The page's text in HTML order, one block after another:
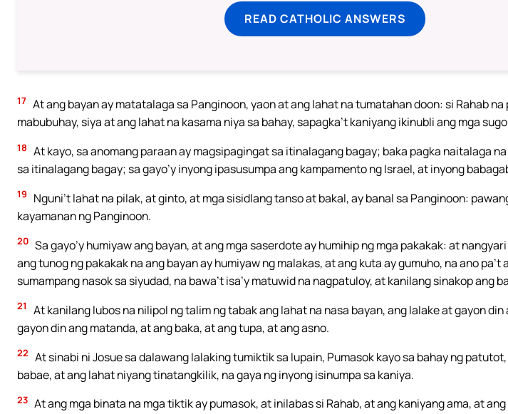
READ CATHOLIC ANSWERS
17 At ang bayan ay matatalaga sa Panginoon, yaon at ang lahat na tumatahan doon: si Rahab
mabubuhay, siya at ang lahat na kasama niya sa bahay, sapagka’t kaniyang ikinubli ang mga
18 At kayo, sa anomang paraan ay magsipagingat sa itinalagang bagay; baka pagka naitalaga
sa itinalagang bagay; sa gayo’y inyong ipasusumpa ang kampamento ng Israel, at inyong
19
Nguni’t lahat na pilak, at ginto, at mga sisidlang tanso at bakal, ay banal sa Panginoon:
kayamanan ng Panginoon.
20 Sa gayo’y humiyaw ang bayan, at ang mga saserdote ay humihip ng mga pakakak: at
ang tunog ng pakakak na ang bayan ay humiyaw ng malakas, at ang kuta ay gumuho, na ano pa’t
sumampang nasok sa siyudad, na bawa’t isa’y matuwid na nagpatuloy, at kanilang sinakop ang
21
At kanilang lubos na nilipol ng talim ng tabak ang lahat na nasa bayan, ang lalake at gayon
gayon din ang matanda, at ang baka, at ang tupa, at ang asno.
22 At sinabi ni Josue sa dalawang lalaking tumiktik sa lupain, Pumasok kayo sa bahay ng
babae, at ang lahat niyang tinatangkilik, na gaya ng inyong isinumpa sa kaniya.
23 At ang mga binata na mga tiktik ay pumasok, at inilabas si Rahab, at ang kaniyang ama, at